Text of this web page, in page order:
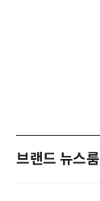
브랜드 뉴스룸